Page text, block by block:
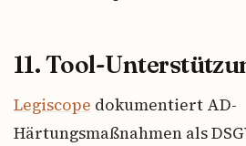
11. Tool-
Legiscope dokumentiert AD-
Härtungsmaßnahmen als